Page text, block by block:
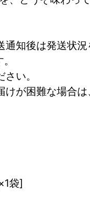
知後は発送状
い。
が困難な場合は
袋]